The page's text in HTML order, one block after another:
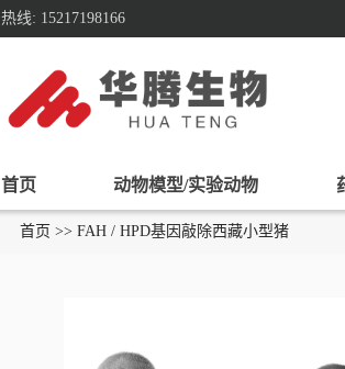
热线: 15217198166
首页 动物模型/实验动物
首页 >> FAH / HPD基因敲除西藏小型猪